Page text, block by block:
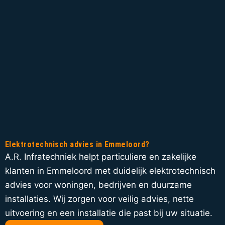
Elektrotechnisch advies in Emmeloord?
A.R. Infratechniek helpt particuliere en zakelijke
klanten in Emmeloord met duidelijk elektrotechnisch
advies voor woningen, bedrijven en duurzame
installaties. Wij zorgen voor veilig advies, nette
uitvoering en een installatie die past bij uw situatie.